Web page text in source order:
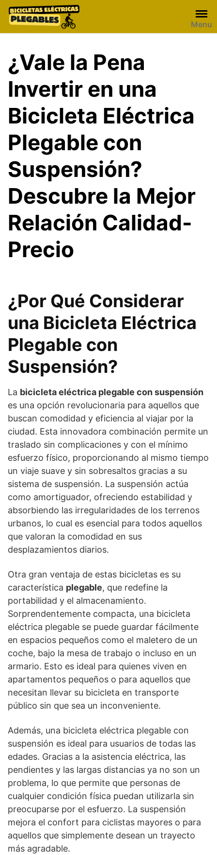
Skip
Menu
¿Vale la Pena
Invertir en una
Bicicleta Eléctrica
Plegable con
Suspensión?
Descubre la Mejor
Relación Calidad-
Precio
¿Por Qué Considerar
una Bicicleta Eléctrica
Plegable con
Suspensión?
La bicicleta eléctrica plegable con suspensión
es una opción revolucionaria para aquellos que
buscan comodidad y eficiencia al viajar por la
ciudad. Esta innovadora combinación permite un
traslado sin complicaciones y con el mínimo
esfuerzo físico, proporcionando al mismo tiempo
un viaje suave y sin sobresaltos gracias a su
sistema de suspensión. La suspensión actúa
como amortiguador, ofreciendo estabilidad y
absorbiendo las irregularidades de los terrenos
urbanos, lo cual es esencial para todos aquellos
que valoran la comodidad en sus
desplazamientos diarios.
Otra gran ventaja de estas bicicletas es su
característica plegable, que redefine la
portabilidad y el almacenamiento.
Sorprendentemente compacta, una bicicleta
eléctrica plegable se puede guardar fácilmente
en espacios pequeños como el maletero de un
coche, bajo la mesa de trabajo o incluso en un
armario. Esto es ideal para quienes viven en
apartamentos pequeños o para aquellos que
necesitan llevar su bicicleta en transporte
público sin que sea un inconveniente.
Además, una bicicleta eléctrica plegable con
suspensión es ideal para usuarios de todas las
edades. Gracias a la asistencia eléctrica, las
pendientes y las largas distancias ya no son un
problema, lo que permite que personas de
cualquier condición física puedan utilizarla sin
preocuparse por el esfuerzo. La suspensión
mejora el confort para ciclistas mayores o para
aquellos que simplemente desean un trayecto
más agradable.